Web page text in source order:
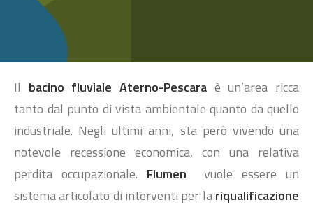
Il bacino fluviale Aterno-Pescara è un’area ricca
tanto dal punto di vista ambientale quanto da quello
industriale. Negli ultimi anni, sta però vivendo una
notevole recessione economica, con una relativa
perdita occupazionale. Flumenvuole essere un
sistema articolato di interventi per lariqualificazione